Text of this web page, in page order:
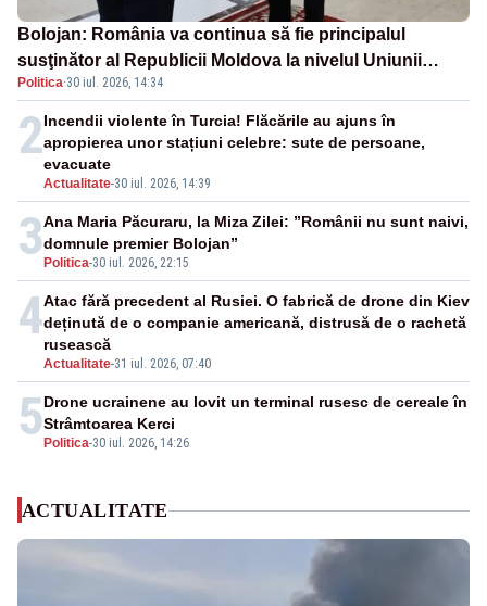
Bolojan: România va continua să fie principalul
susţinător al Republicii Moldova la nivelul Uniunii
Europene
Politica·30 iul. 2026, 14:34
2
Actualitate-30 iul. 2026, 14:39
Incendii violente în Turcia! Flăcările au ajuns în
apropierea unor stațiuni celebre: sute de persoane,
evacuate
3 Politica-30 iul. 2026, 22:15
Ana Maria Păcuraru, la Miza Zilei: ”Românii nu sunt naivi,
domnule premier Bolojan”
4
Actualitate-31 iul. 2026, 07:40
Atac fără precedent al Rusiei. O fabrică de drone din Kiev
deținută de o companie americană, distrusă de o rachetă
rusească
5 Politica-30 iul. 2026, 14:26
Drone ucrainene au lovit un terminal rusesc de cereale în
Strâmtoarea Kerci
ACTUALITATE